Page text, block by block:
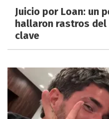
Juicio por Loan: un
hallaron rastros del
clave